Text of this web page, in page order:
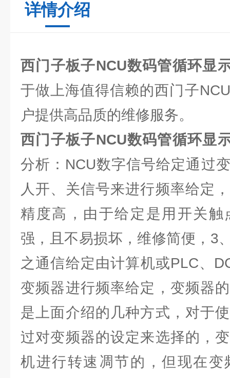
详情介绍
西门子板子NCU数码管循环显
于做上海值得信赖的西门子
户提供高品质的维修服务。
西门子板子NCU数码管循环显
分析：NCU数字信号给定通过
人开、关信号来进行频率给定
精度高，由于给定是用开关触
强，且不易损坏，维修简便，3
之通信给定由计算机或PLC、
变频器进行频率给定，变频器
是上面介绍的几种方式，对于
过对变频器的设定来选择的，
机进行转速凋节的，但现在变